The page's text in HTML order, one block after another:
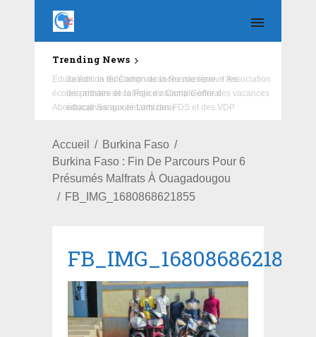
Trending News
Education : la fédération de la Russie rénove les
écoles primaire et collège du Camp Général
Aboubacar Sangoulé Lamizana
Accueil
Burkina Faso
Burkina Faso : Fin De Parcours Pour 6
Présumés Malfrats À Ouagadougou
FB_IMG_1680868621855
FB_IMG_1680868621855